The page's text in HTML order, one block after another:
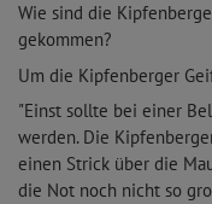
Wie sind die
gekommen?
Um die Kipfenberger
"Einst sollte bei einer
werden. Die
einen Strick über die
die Not noch nicht so